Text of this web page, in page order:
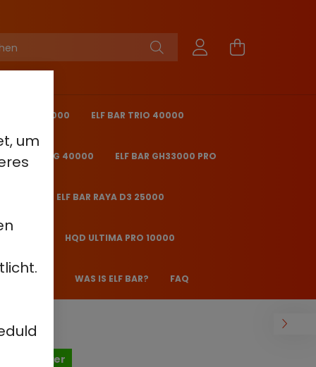
um
PRO 40000 ELF BAR TRIO 40000
BAR ICE KING 40000 ELF BAR GH33000 PRO
ELF BAR RAYA D3 25000
HQD ULTIMA PRO 10000
WAS IS ELF BAR? FAQ
Auf Lager